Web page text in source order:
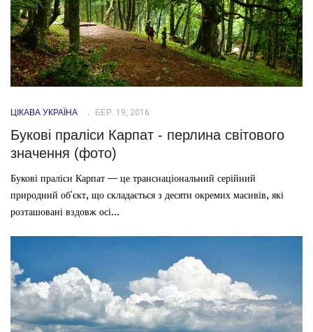
ЦІКАВА УКРАЇНА БЕР. 19, 2016
Букові праліси Карпат - перлина світового
значення (фото)
Букові праліси Карпат — це транснаціональний серійний
природний об'єкт, що складається з десяти окремих масивів, які
розташовані вздовж осі...